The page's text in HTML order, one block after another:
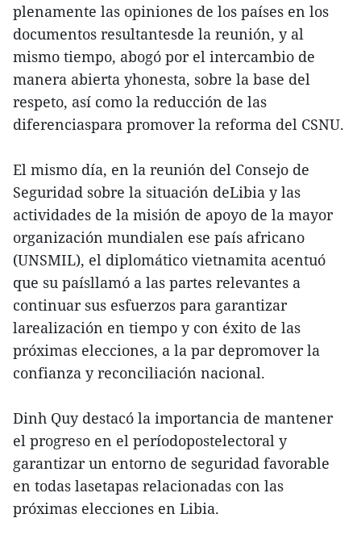
plenamente las opiniones de los países en los
documentos resultantesde la reunión, y al
mismo tiempo, abogó por el intercambio de
manera abierta yhonesta, sobre la base del
respeto, así como la reducción de las
diferenciaspara promover la reforma del CSNU.
El mismo día, en la reunión del Consejo de
Seguridad sobre la situación deLibia y las
actividades de la misión de apoyo de la mayor
organización mundialen ese país africano
(UNSMIL), el diplomático vietnamita acentuó
que su paísllamó a las partes relevantes a
continuar sus esfuerzos para garantizar
larealización en tiempo y con éxito de las
próximas elecciones, a la par depromover la
confianza y reconciliación nacional.
Dinh Quy destacó la importancia de mantener
el progreso en el períodopostelectoral y
garantizar un entorno de seguridad favorable
en todas lasetapas relacionadas con las
próximas elecciones en Libia.